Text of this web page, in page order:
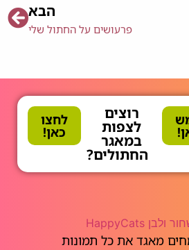
הבא
פרעושים על החתול שלי
רוצים
לצפות
במאגר
החתולים?
לחצו
כאן!
מאגד את כל תמונות